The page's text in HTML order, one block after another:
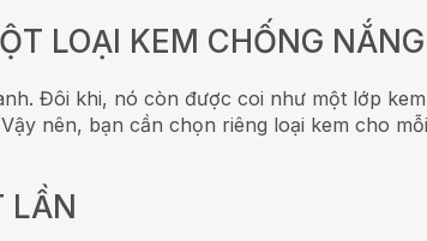
LOẠI KEM CHỐNG NẮNG
Đôi khi, nó còn được coi như một lớp
nên, bạn cần chọn riêng loại kem cho
LẦN